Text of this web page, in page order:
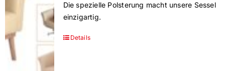
Die spezielle Polsterung macht unsere Sessel
einzigartig.
Details